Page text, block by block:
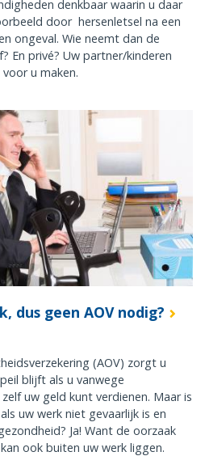
denkbaar waarin u daar
door hersenletsel na een
ongeval. Wie neemt dan de
En privé? Uw partner/kinderen
u maken.
dus geen AOV nodig?
(AOV) zorgt u
blijft als u vanwege
uw geld kunt verdienen. Maar is
uw werk niet gevaarlijk is en
Ja! Want de oorzaak
ook buiten uw werk liggen.